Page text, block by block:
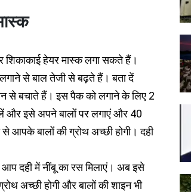
शिकाकाई हेयर मास्क लगा सकते हैं।
से बाल तेजी से बढ़ते हैं। बता दें
से बचाते हैं। इस पैक को लगाने के लिए 2
और इसे अपने बालों पर लगाएं और 40
आपके बालों की ग्रोथ अच्छी होगी। दही
दही में नींबू का रस मिलाएं। अब इसे
अच्छी होगी और बालों की शाइन भी